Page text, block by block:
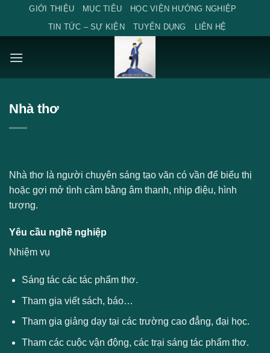
content
GIỚI THIỆU MỤC TIÊU
HỌC VIỆN HƯỚNG NGHIỆP
TIN TỨC – SỰ KIỆN
TUYỂN DỤNG LIÊN HỆ
Nhà thơ
Nhà thơ là người chuyên sáng tạo văn có vần để biểu thị
hoặc gợi mở tình cảm bằng âm thanh, nhịp điệu, hình
tượng.
Yêu cầu nghề nghiệp
Nhiệm vụ
Sáng tác các tác phẩm thơ.
Tham gia viết sách, báo…
Tham gia giảng dạy tại các trường cao đẳng, đại học.
Tham các cuộc vận động, các trại sáng tác phẩm thơ.